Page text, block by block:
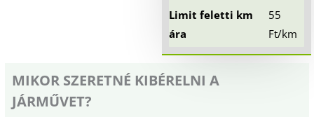
Limit feletti km
ára
55
Ft/km
MIKOR SZERETNÉ KIBÉRELNI A
JÁRMŰVET?